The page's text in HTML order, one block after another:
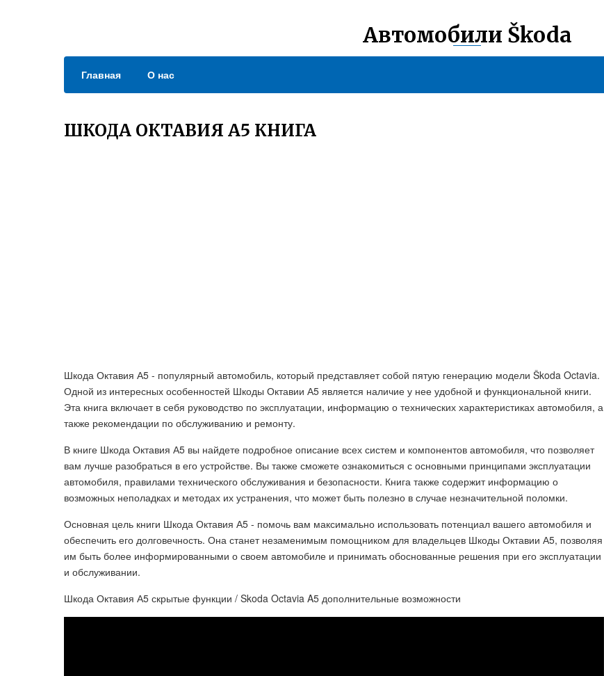
Автомобили Škoda
Главная О нас
ШКОДА ОКТАВИЯ А5 КНИГА
Шкода Октавия А5 - популярный автомобиль, который представляет собой пятую генерацию модели Škoda Octavia.
Одной из интересных особенностей Шкоды Октавии А5 является наличие у нее удобной и функциональной книги.
Эта книга включает в себя руководство по эксплуатации, информацию о технических характеристиках автомобиля, а
также рекомендации по обслуживанию и ремонту.
В книге Шкода Октавия А5 вы найдете подробное описание всех систем и компонентов автомобиля, что позволяет
вам лучше разобраться в его устройстве. Вы также сможете ознакомиться с основными принципами эксплуатации
автомобиля, правилами технического обслуживания и безопасности. Книга также содержит информацию о
возможных неполадках и методах их устранения, что может быть полезно в случае незначительной поломки.
Основная цель книги Шкода Октавия А5 - помочь вам максимально использовать потенциал вашего автомобиля и
обеспечить его долговечность. Она станет незаменимым помощником для владельцев Шкоды Октавии А5, позволяя
им быть более информированными о своем автомобиле и принимать обоснованные решения при его эксплуатации
и обслуживании.
Шкода Октавия А5 скрытые функции / Skoda Octavia A5 дополнительные возможности